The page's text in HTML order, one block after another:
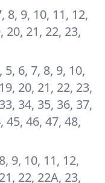
8, 9, 10, 11, 12,
20, 21, 22, 23,
5, 6, 7, 8, 9, 10,
20, 21, 22, 23,
34, 35, 36, 37,
45, 46, 47, 48,
9, 10, 11, 12,
22, 22А, 23,